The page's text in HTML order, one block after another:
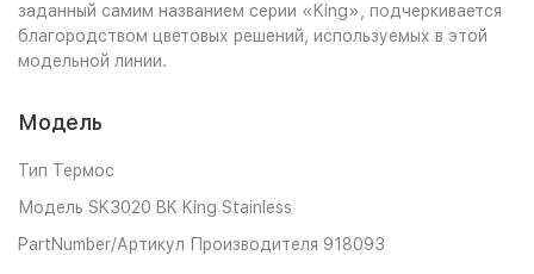
заданный самим названием серии «King», подчеркивается
благородством цветовых решений, используемых в этой
модельной линии.
Модель
Тип Термос
Модель SK3020 BK King Stainless
PartNumber/Артикул Производителя 918093